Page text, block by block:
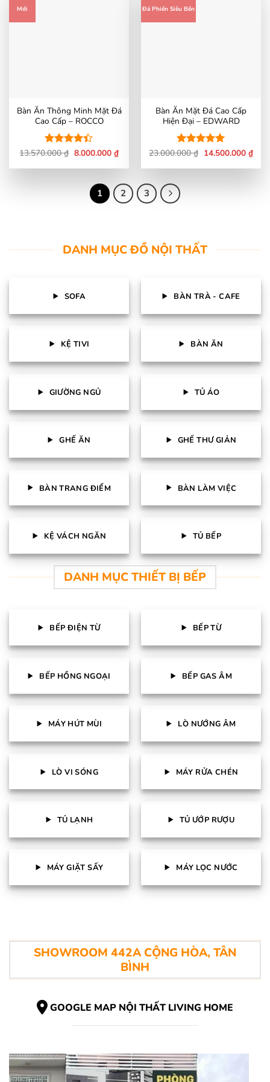
Mới
Bàn Ăn Thông Minh Mặt Đá
Cao Cấp – ROCCO
Được xếp
5 sao
13.570.000₫ Giá
là:
8.000.000 ₫Giá
hiện
tại
8.000.000 ₫.
Đá Phiến Siêu Bền
Bàn Ăn Mặt Đá Cao Cấp
Hiện Đại – EDWARD
Được xếp
sao
23.000.000₫ Giá
là:
14.500.000 ₫Giá
hiện
tại
1 2 3
DANH MỤC ĐỒ NỘI THẤT
SOFA BÀN TRÀ - CAFE
KỆ TIVI BÀN ĂN
GIƯỜNG NGỦ TỦ ÁO
GHẾ ĂN GHẾ THƯ GIẢN
BÀN TRANG ĐIỂM BÀN LÀM VIỆC
KỆ VÁCH NGĂN TỦ BẾP
DANH MỤC THIẾT BỊ BẾP
BẾP ĐIỆN TỪ BẾP TỪ
BẾP HỒNG NGOẠI BẾP GAS ÂM
MÁY HÚT MÙI LÒ NƯỚNG ÂM
LÒ VI SÓNG MÁY RỬA CHÉN
TỦ LẠNH TỦ ƯỚP RƯỢU
MÁY GIẶT SẤY MÁY LỌC NƯỚC
SHOWROOM 442A CỘNG HÒA, TÂN
BÌNH
GOOGLE MAP NỘI THẤT LIVING HOME